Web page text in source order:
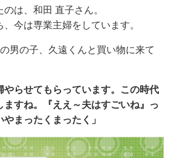
は、和田 直子さん。
今は専業主婦をしています。
男の子、久遠くんと買い物に来て
やらせてもらっています。この時代
ますね。『ええ～夫はすごいね』っ
まったくまったく」